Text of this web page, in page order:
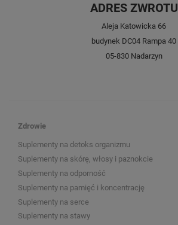
ADRES ZWROTU
Aleja Katowicka 66
budynek DC04 Rampa 40
05-830 Nadarzyn
Zdrowie
Suplementy na detoks organizmu
Suplementy na skórę, włosy i paznokcie
Suplementy na odporność
Suplementy na pamięć i koncentrację
Suplementy na serce
Suplementy na stawy